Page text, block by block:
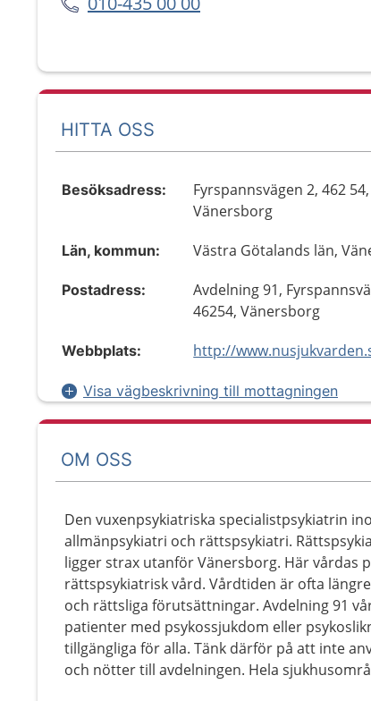
HITTA OSS
Besöksadress:
Fyrspannsvägen 2, 462 54,
Vänersborg
Län, kommun: Västra Götalands län,
Postadress:
Avdelning 91,
46254, Vänersborg
Webbplats:
Visa vägbeskrivning till mottagningen
OM OSS
Den vuxenpsykiatriska specialistpsykiatrin
allmänpsykiatri och rättspsykiatri.
ligger strax utanför Vänersborg. Här vårdas
rättspsykiatrisk vård. Vårdtiden är ofta
och rättsliga förutsättningar. Avdelning 91
patienter med psykossjukdom eller
tillgängliga för alla. Tänk därför på att inte
och nötter till avdelningen. Hela